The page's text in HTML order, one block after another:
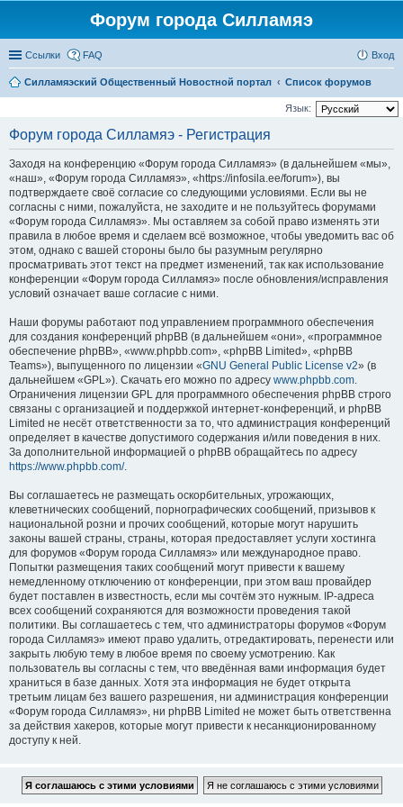
Форум города Силламяэ
Ссылки FAQ Вход
Силламяэский Общественный Новостной портал Список форумов
Язык:
Форум города Силламяэ - Регистрация
Заходя на конференцию «Форум города Силламяэ» (в дальнейшем «мы»,
«наш», «Форум города Силламяэ», «https://infosila.ee/forum»), вы
подтверждаете своё согласие со следующими условиями. Если вы не
согласны с ними, пожалуйста, не заходите и не пользуйтесь форумами
«Форум города Силламяэ». Мы оставляем за собой право изменять эти
правила в любое время и сделаем всё возможное, чтобы уведомить вас об
этом, однако с вашей стороны было бы разумным регулярно
просматривать этот текст на предмет изменений, так как использование
конференции «Форум города Силламяэ» после обновления/исправления
условий означает ваше согласие с ними.
Наши форумы работают под управлением программного обеспечения
для создания конференций phpBB (в дальнейшем «они», «программное
обеспечение phpBB», «www.phpbb.com», «phpBB Limited», «phpBB
Teams»), выпущенного по лицензии «GNU General Public License v2» (в
дальнейшем «GPL»). Скачать его можно по адресу www.phpbb.com.
Ограничения лицензии GPL для программного обеспечения phpBB строго
связаны с организацией и поддержкой интернет-конференций, и phpBB
Limited не несёт ответственности за то, что администрация конференций
определяет в качестве допустимого содержания и/или поведения в них.
За дополнительной информацией о phpBB обращайтесь по адресу
https://www.phpbb.com/.
Вы соглашаетесь не размещать оскорбительных, угрожающих,
клеветнических сообщений, порнографических сообщений, призывов к
национальной розни и прочих сообщений, которые могут нарушить
законы вашей страны, страны, которая предоставляет услуги хостинга
для форумов «Форум города Силламяэ» или международное право.
Попытки размещения таких сообщений могут привести к вашему
немедленному отключению от конференции, при этом ваш провайдер
будет поставлен в известность, если мы сочтём это нужным. IP-адреса
всех сообщений сохраняются для возможности проведения такой
политики. Вы соглашаетесь с тем, что администраторы форумов «Форум
города Силламяэ» имеют право удалить, отредактировать, перенести или
закрыть любую тему в любое время по своему усмотрению. Как
пользователь вы согласны с тем, что введённая вами информация будет
храниться в базе данных. Хотя эта информация не будет открыта
третьим лицам без вашего разрешения, ни администрация конференции
«Форум города Силламяэ», ни phpBB Limited не может быть ответственна
за действия хакеров, которые могут привести к несанкционированному
доступу к ней.